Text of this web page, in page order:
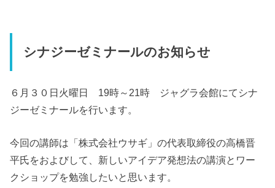
シナジーゼミナールのお知らせ
６月３０日火曜日 19時～21時 ジャグラ会館にてシナ
ジーゼミナールを行います。
今回の講師は「株式会社ウサギ」の代表取締役の高橋晋
平氏をおよびして、新しいアイデア発想法の講演とワー
クショップを勉強したいと思います。